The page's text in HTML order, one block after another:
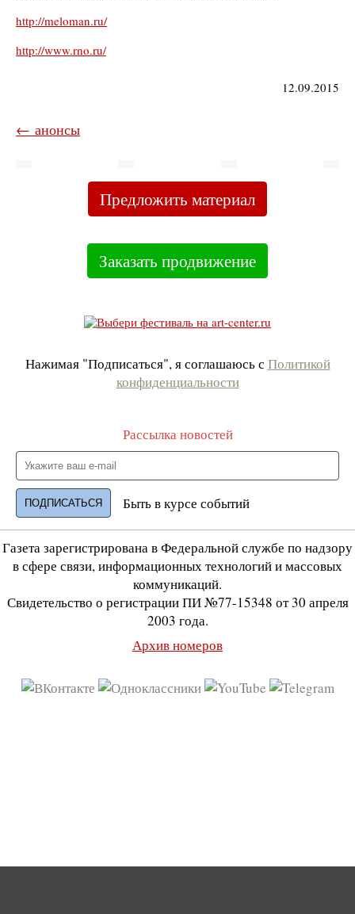
http://meloman.ru/
http://www.rno.ru/
12.09.2015
← анонсы
Предложить материал
Заказать продвижение
Нажимая "Подписаться", я соглашаюсь с Политикой
конфиденциальности
Рассылка новостей
Быть в курсе событий
Газета зарегистрирована в Федеральной службе по надзору
в сфере связи, информационных технологий и массовых
коммуникаций.
Свидетельство о регистрации ПИ №77-15348 от 30 апреля
2003 года.
Архив номеров